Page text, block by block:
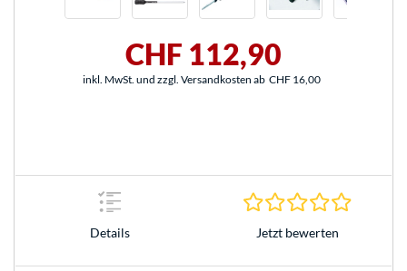
CHF 112,90
inkl. MwSt. und zzgl. Versandkosten ab CHF 16,00
Details Jetzt bewerten